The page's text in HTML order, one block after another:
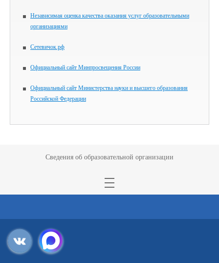
Независимая оценка качества оказания услуг образовательными
организациями
Сетевичок.рф
Официальный сайт Минпросвещения России
Официальный сайт Министерства науки и высшего образования
Российской Федерации
Сведения об образовательной организации